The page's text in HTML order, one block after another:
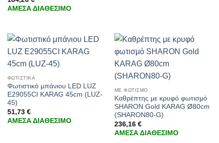
ΑΜΕΣΑ ΔΙΑΘΕΣΙΜΟ
ΦΩΤΙΣΤΙΚΑ
Φωτιστικό μπάνιου LED LUZ
E29055CI KARAG 45cm (LUZ-
45)
51,73 €
ΑΜΕΣΑ ΔΙΑΘΕΣΙΜΟ
ΜΕ ΦΩΤΙΣΜΟ
Καθρέπτης με κρυφό φωτισμό
SHARON Gold KARAG Ø80cm
(SHARON80-G)
236,16 €
ΑΜΕΣΑ ΔΙΑΘΕΣΙΜΟ